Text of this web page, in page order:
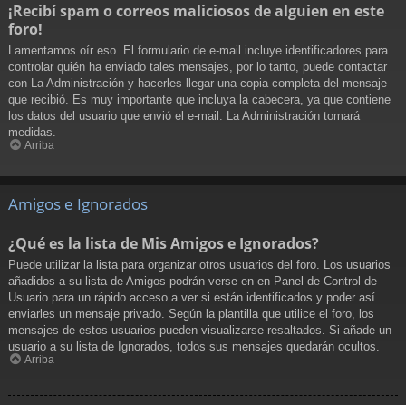
¡Recibí spam o correos maliciosos de alguien en este
foro!
Lamentamos oír eso. El formulario de e-mail incluye identificadores para
controlar quién ha enviado tales mensajes, por lo tanto, puede contactar
con La Administración y hacerles llegar una copia completa del mensaje
que recibió. Es muy importante que incluya la cabecera, ya que contiene
los datos del usuario que envió el e-mail. La Administración tomará
medidas.
Arriba
Amigos e Ignorados
¿Qué es la lista de Mis Amigos e Ignorados?
Puede utilizar la lista para organizar otros usuarios del foro. Los usuarios
añadidos a su lista de Amigos podrán verse en en Panel de Control de
Usuario para un rápido acceso a ver si están identificados y poder así
enviarles un mensaje privado. Según la plantilla que utilice el foro, los
mensajes de estos usuarios pueden visualizarse resaltados. Si añade un
usuario a su lista de Ignorados, todos sus mensajes quedarán ocultos.
Arriba